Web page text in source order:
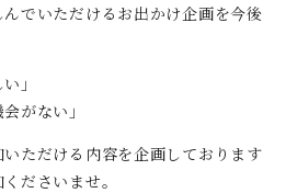
でいただけるお出かけ企画を今後
」
がない」
ただける内容を企画しております
ださいませ。